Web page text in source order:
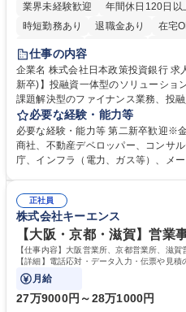
業界未経験歓迎
年間休日120日以
時短勤務あり
退職金あり 在宅
駅近5分以内
食事補助あり
託児所あり
仕事の内容
企業名 株式会社日本政策投資銀行 求人名 【総合職/ポテンシャル採用(第2
新卒)】投融資一体型のソリューション提案 仕事の内容 DBJの
課題解決型のファイナンス業務、投
リー業務、地域戦略企画業務など、
掛け合わせて広く社会に貢献していく職種です。 入社
テーションを経て適性や専門性に応
す。総合職として入社いただき、下
ート・ナレッジ業務 ※それぞれの業
件備考欄に記載 募集職種 【総合職/ポテンシャル採用(第2新卒)】投融資一
体型のソリューション提案
必要な経験・能力等
必要な経験・能力等 第二新卒歓迎※
商社、不動産デベロッパー、コンサ
庁、インフラ（電力、ガス等）、メ
く高い志を併せもった人材を求めて
卒）では、金融業界での経験や知識
て、複雑化する社会課題の解決に向
いう気概をお持ちの方を心待ちにしています。 学歴・資
大学 語学力： 資格：
正社員
株式会社キーエンス
【大阪・京都・滋賀】営
【仕事内容】大阪営業所、京都営業所、滋
【詳細】電話応対・データ入力・伝票や見
で発生する事務業務や業務改善をお任せ。
月給
27万9000円～28万1000円